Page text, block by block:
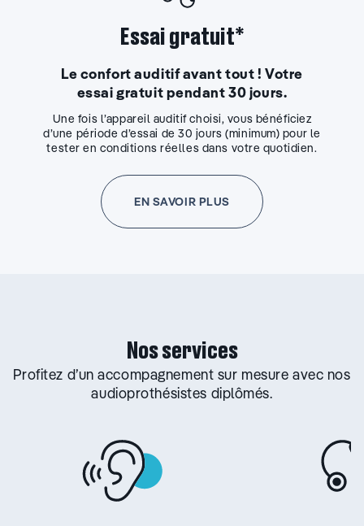
Essai gratuit*
Le confort auditif avant tout ! Votre
essai gratuit pendant 30 jours.
Une fois l’appareil auditif choisi, vous bénéficiez
d’une période d’essai de 30 jours (minimum) pour le
tester en conditions réelles dans votre quotidien.
EN SAVOIR PLUS
Nos services
Profitez d’un accompagnement sur mesure avec nos
audioprothésistes diplômés.